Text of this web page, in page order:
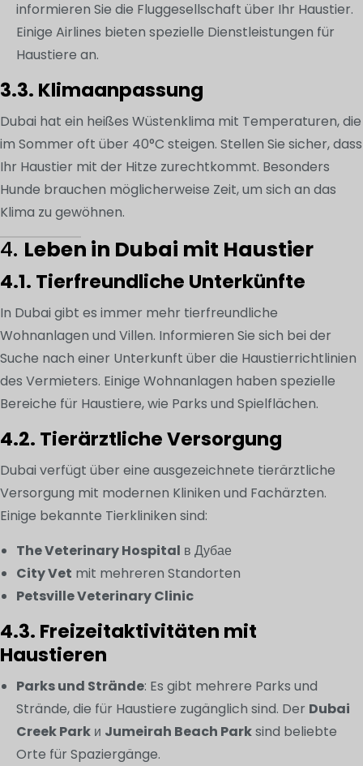
informieren Sie die Fluggesellschaft über Ihr Haustier.
Einige Airlines bieten spezielle Dienstleistungen für
Haustiere an.
3.3. Klimaanpassung
Dubai hat ein heißes Wüstenklima mit Temperaturen, die
im Sommer oft über 40°C steigen. Stellen Sie sicher, dass
Ihr Haustier mit der Hitze zurechtkommt. Besonders
Hunde brauchen möglicherweise Zeit, um sich an das
Klima zu gewöhnen.
4. Leben in Dubai mit Haustier
4.1. Tierfreundliche Unterkünfte
In Dubai gibt es immer mehr tierfreundliche
Wohnanlagen und Villen. Informieren Sie sich bei der
Suche nach einer Unterkunft über die Haustierrichtlinien
des Vermieters. Einige Wohnanlagen haben spezielle
Bereiche für Haustiere, wie Parks und Spielflächen.
4.2. Tierärztliche Versorgung
Dubai verfügt über eine ausgezeichnete tierärztliche
Versorgung mit modernen Kliniken und Fachärzten.
Einige bekannte Tierkliniken sind:
The Veterinary Hospital в Дубае
City Vet mit mehreren Standorten
Petsville Veterinary Clinic
4.3. Freizeitaktivitäten mit
Haustieren
Parks und Strände: Es gibt mehrere Parks und
Strände, die für Haustiere zugänglich sind. Der Dubai
Creek Park и Jumeirah Beach Parksind beliebte
Orte für Spaziergänge.